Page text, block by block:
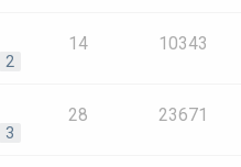
2
14 10343
3
28 23671